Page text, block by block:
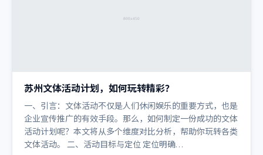
苏州文体活动计划，如何玩转精彩？
一、引言：文体活动不仅是人们休闲娱乐的重要方式，也是
企业宣传推广的有效手段。那么，如何制定一份成功的文体
活动计划呢？本文将从多个维度对比分析，帮助你玩转各类
文体活动。 二、活动目标与定位 定位明确…